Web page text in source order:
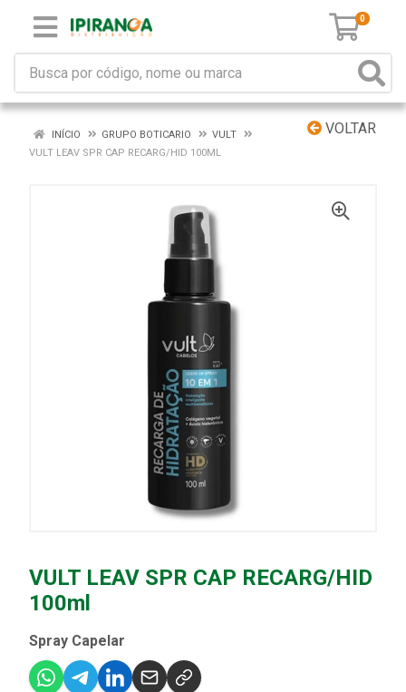
0
VOLTAR
INÍCIO GRUPO BOTICARIO
VULT
VULT LEAV SPR CAP RECARG/HID 100ML
VULT LEAV SPR CAP RECARG/HID
100ml
Spray Capelar